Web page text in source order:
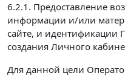
6.2.1. Предоставление
информации и/или
сайте, и идентификации
создания Личного
Для данной цели